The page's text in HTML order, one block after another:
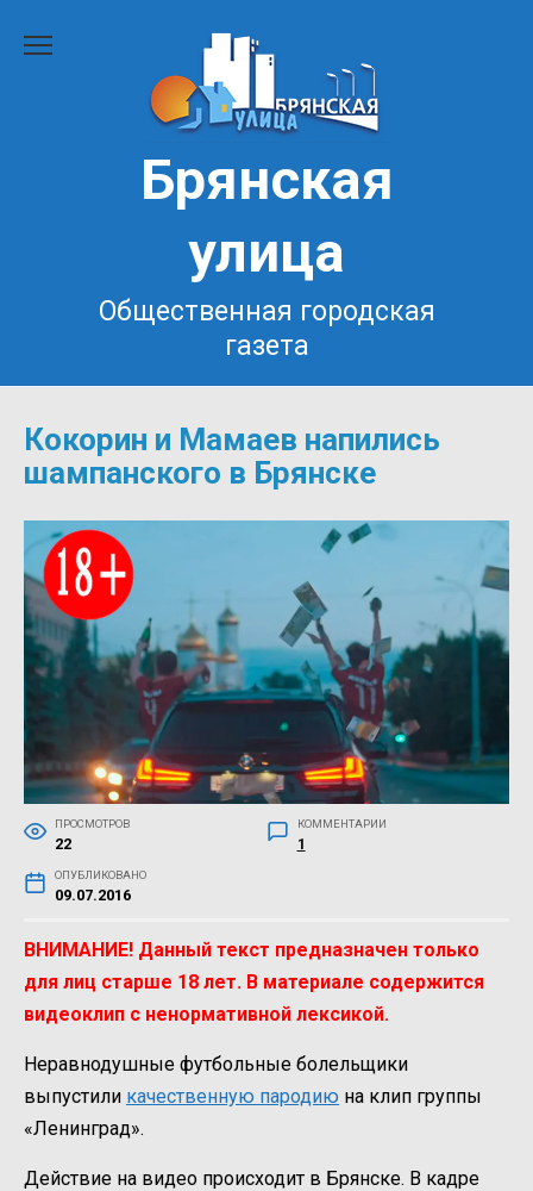
Брянская
улица
Общественная городская
газета
Кокорин и Мамаев напились
шампанского в Брянске
ПРОСМОТРОВ
22
КОММЕНТАРИИ
1
ОПУБЛИКОВАНО
09.07.2016
ВНИМАНИЕ! Данный текст предназначен только
для лиц старше 18 лет. В материале содержится
видеоклип с ненормативной лексикой.
Неравнодушные футбольные болельщики
выпустили качественную пародию на клип группы
«Ленинград».
Действие на видео происходит в Брянске. В кадре